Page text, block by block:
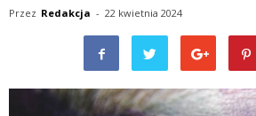
Przez Redakcja - 22 kwietnia 2024